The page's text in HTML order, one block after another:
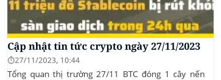
Cập nhật tin tức crypto ngày 27/11/2023
⏱️27/11/2023, 10:44
Tổng quan thị trường 27/11 BTC đóng 1 cây nến